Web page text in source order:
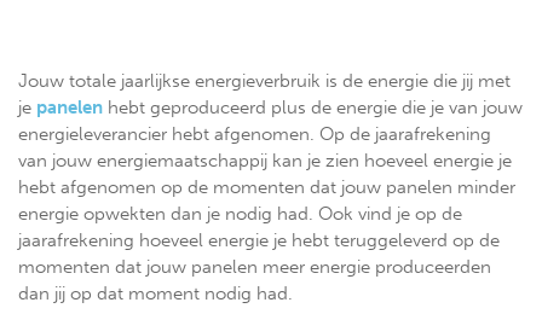
Jouw totale jaarlijkse energieverbruik is de energie die jij met
je panelen hebt geproduceerd plus de energie die je van jouw
energieleverancier hebt afgenomen. Op de jaarafrekening
van jouw energiemaatschappij kan je zien hoeveel energie je
hebt afgenomen op de momenten dat jouw panelen minder
energie opwekten dan je nodig had. Ook vind je op de
jaarafrekening hoeveel energie je hebt teruggeleverd op de
momenten dat jouw panelen meer energie produceerden
dan jij op dat moment nodig had.